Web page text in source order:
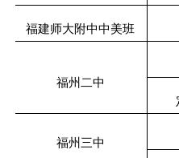
福建师大附中中美班
福州二中
福州三中